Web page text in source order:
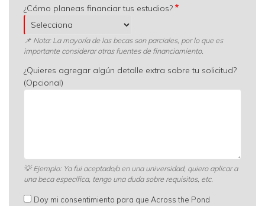
¿Cómo planeas financiar tus estudios?
📌 Nota: La mayoría de las becas son parciales, por lo que es
importante considerar otras fuentes de financiamiento.
¿Quieres agregar algún detalle extra sobre tu solicitud?
(Opcional)
💡Ejemplo: Ya fui aceptado/a en una universidad, quiero aplicar a
una beca específica, tengo una duda sobre requisitos, etc.
Doy mi consentimiento para que Across the Pond